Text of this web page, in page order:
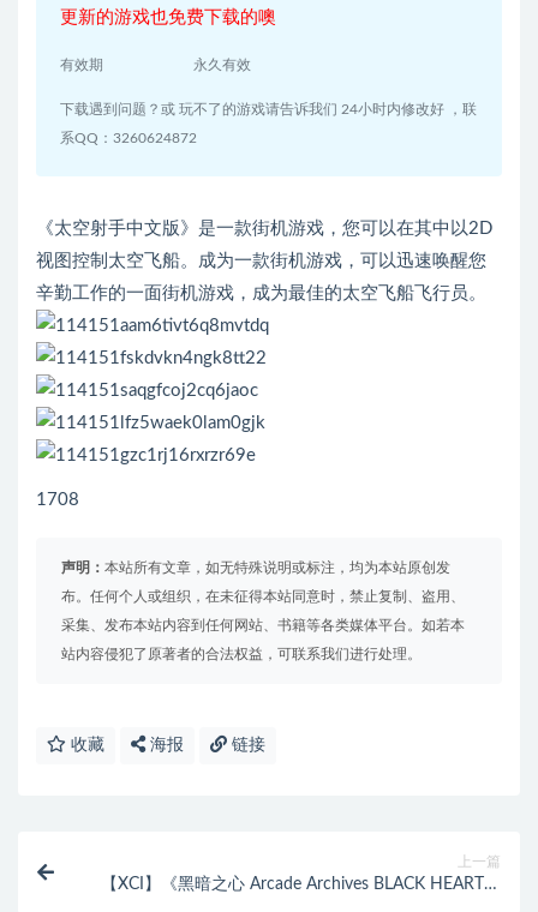
更新的游戏也免费下载的噢
有效期 永久有效
下载遇到问题？或 玩不了的游戏请告诉我们 24小时内修改好 ，联
系QQ：3260624872
《太空射手中文版》是一款街机游戏，您可以在其中以2D
视图控制太空飞船。成为一款街机游戏，可以迅速唤醒您
辛勤工作的一面街机游戏，成为最佳的太空飞船飞行员。
1708
声明： 本站所有文章，如无特殊说明或标注，均为本站原创发
布。任何个人或组织，在未征得本站同意时，禁止复制、盗用、
采集、发布本站内容到任何网站、书籍等各类媒体平台。如若本
站内容侵犯了原著者的合法权益，可联系我们进行处理。
收藏 海报 链接
上一篇
【XCI】《黑暗之心 Arcade Archives BLACK HEART》